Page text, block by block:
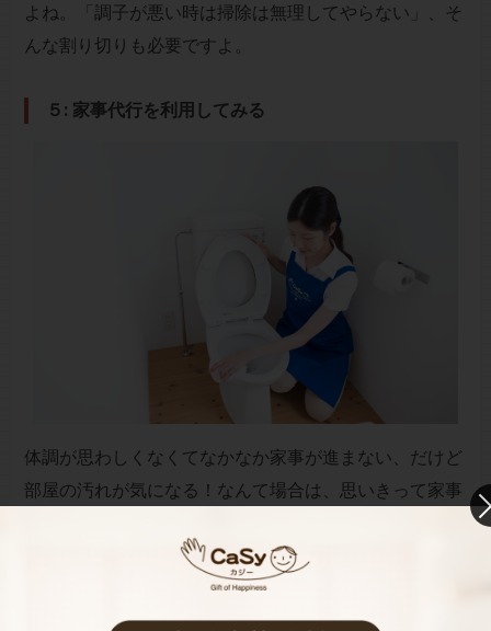
よね。「調子が悪い時は掃除は無理してやらない」、そ
んな割り切りも必要ですよ。
５: 家事代行を利用してみる
体調が思わしくなくてなかなか家事が進まない、だけど
部屋の汚れが気になる！なんて場合は、思いきって家事
出産したら、産褥期と言って６週間から８週間程度は安